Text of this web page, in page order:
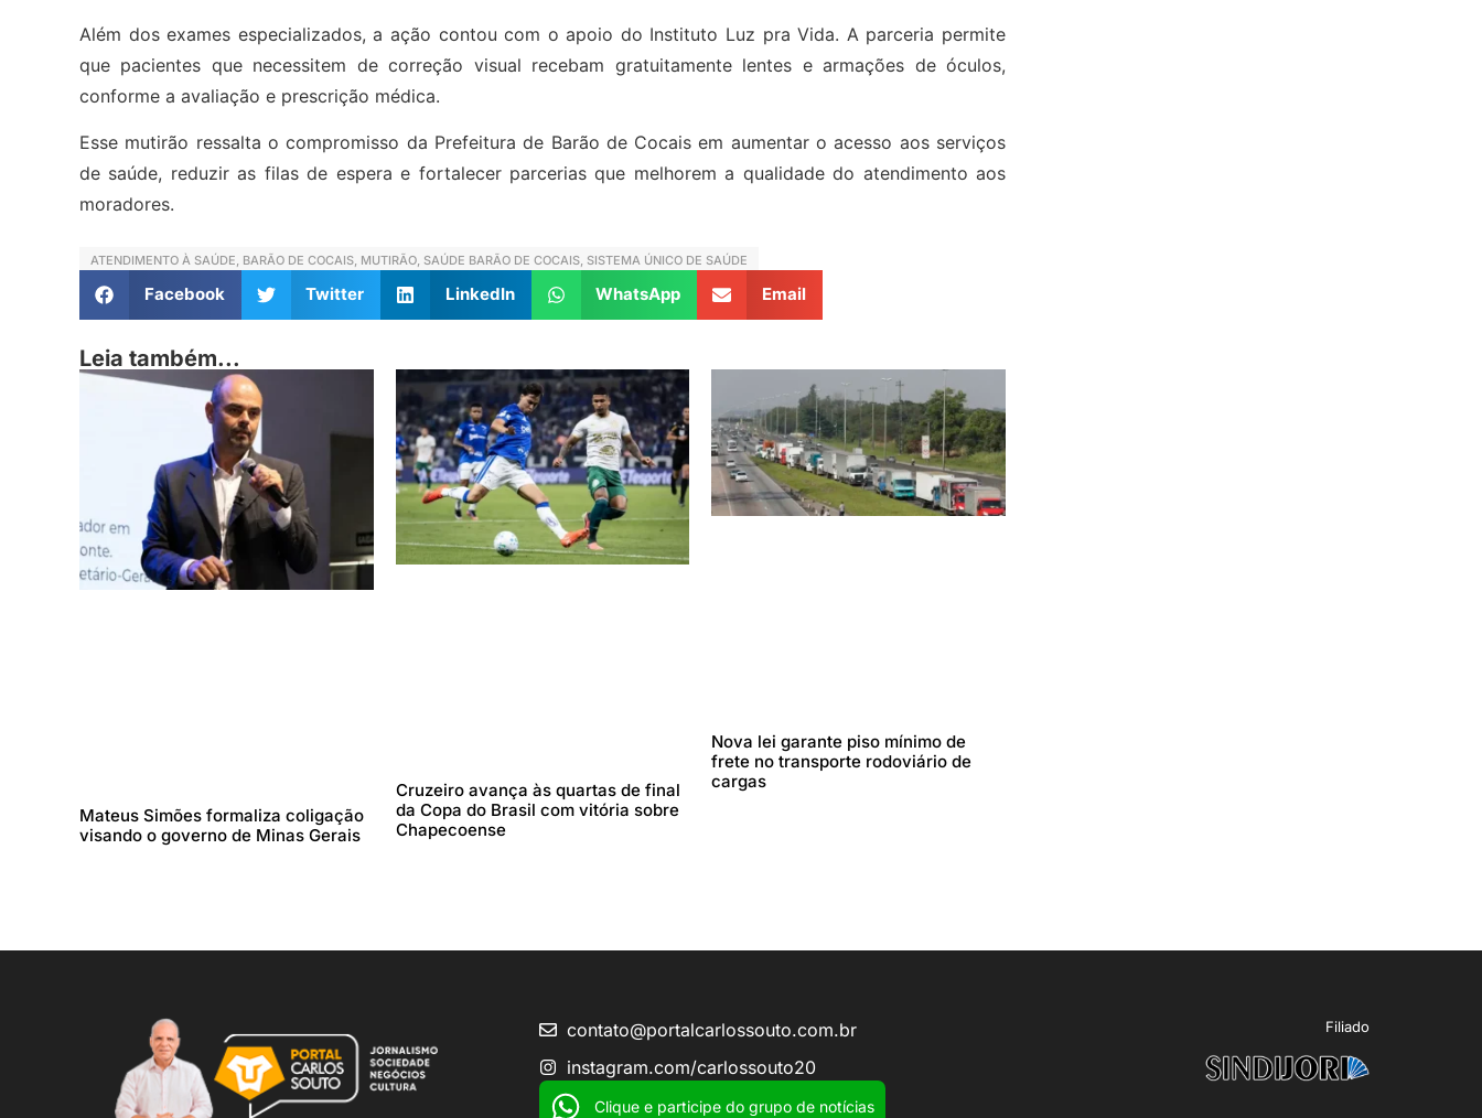
Além dos exames especializados, a ação contou com o apoio do Instituto Luz pra Vida. A parceria permite
que pacientes que necessitem de correção visual recebam gratuitamente lentes e armações de óculos,
conforme a avaliação e prescrição médica.
Esse mutirão ressalta o compromisso da Prefeitura de Barão de Cocais em aumentar o acesso aos serviços
de saúde, reduzir as filas de espera e fortalecer parcerias que melhorem a qualidade do atendimento aos
moradores.
ATENDIMENTO À SAÚDE BARÃO DE COCAIS MUTIRÃO SAÚDE BARÃO DE COCAIS SISTEMA ÚNICO DE SAÚDE
Facebook Twitter LinkedIn WhatsApp Email
Leia também...
Mateus Simões formaliza coligação
visando o governo de Minas Gerais
Cruzeiro avança às quartas de final
da Copa do Brasil com vitória sobre
Chapecoense
Nova lei garante piso mínimo de
frete no transporte rodoviário de
cargas
contato@portalcarlossouto.com.br
instagram.com/carlossouto20
Clique e participe do grupo de notícias
Filiado